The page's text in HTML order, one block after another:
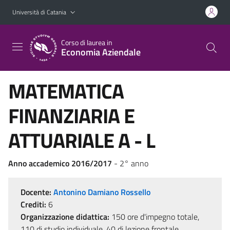
Vai al contenuto principale
Vai al menu di navigazione
Università di Catania
Corso di laurea in
Economia Aziendale
MATEMATICA
FINANZIARIA E
ATTUARIALE A - L
Anno accademico 2016/2017 - 2° anno
Docente: Antonino Damiano Rossello
Crediti: 6
Organizzazione didattica: 150 ore d'impegno totale,